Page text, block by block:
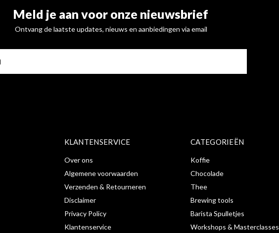
Meld je aan voor onze nieuwsbrief
Ontvang de laatste updates, nieuws en aanbiedingen via email
KLANTENSERVICE
Over ons
Algemene voorwaarden
Verzenden & Retourneren
Disclaimer
Privacy Policy
Klantenservice
CATEGORIEËN
Koffie
Chocolade
Thee
Brewing tools
Barista Spulletjes
Workshops & Masterclasses